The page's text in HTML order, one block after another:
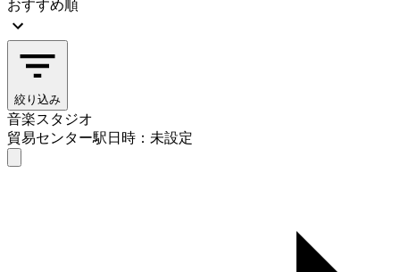
おすすめ順
絞り込み
音楽スタジオ
貿易センター駅日時：未設定